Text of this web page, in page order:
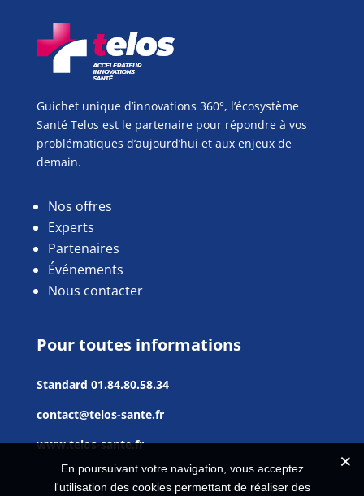
Guichet unique d’innovations 360°, l’écosystème
Santé Telos est le partenaire pour répondre à vos
problématiques d’aujourd’hui et aux enjeux de
demain.
Nos offres
Experts
Partenaires
Événements
Nous contacter
Pour toutes informations
Standard 01.84.80.58.34
contact@telos-sante.fr
www.telos-sante.fr
En poursuivant votre navigation, vous acceptez
l'utilisation des cookies permettant de réaliser des